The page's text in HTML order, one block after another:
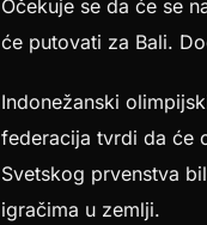
Očekuje se da će se
će putovati za Bali.
Indonežanski
federacija tvrdi da će
Svetskog prvenstva
igračima u zemlji.